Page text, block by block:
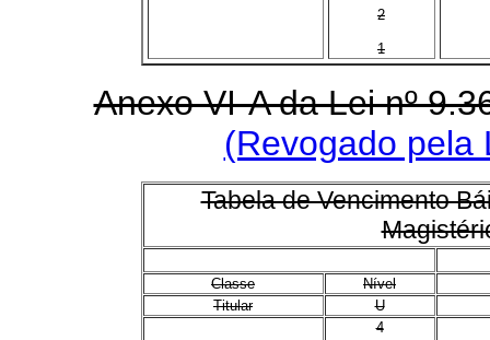
2
1
Anexo VI-A da Lei nº
(Revogado pela
Tabela de Vencimento
Classe
Nível
Titular
U
4